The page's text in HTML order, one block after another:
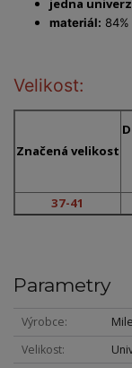
jedna
materiál:
Velikost:
Značená velikost
37-41
Parametry
Výrobce
Velikost